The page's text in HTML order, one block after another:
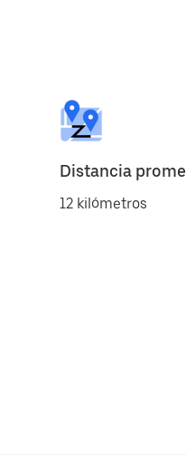
Distancia
12 kilómetros